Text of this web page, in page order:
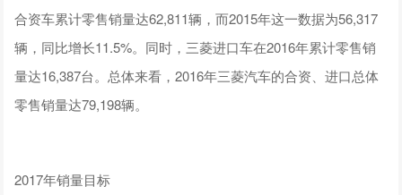
合资车累计零售销量达62,811辆，而2015年这一数据为56,317
辆，同比增长11.5%。同时，三菱进口车在2016年累计零售销
量达16,387台。总体来看，2016年三菱汽车的合资、进口总体
零售销量达79,198辆。
2017年销量目标